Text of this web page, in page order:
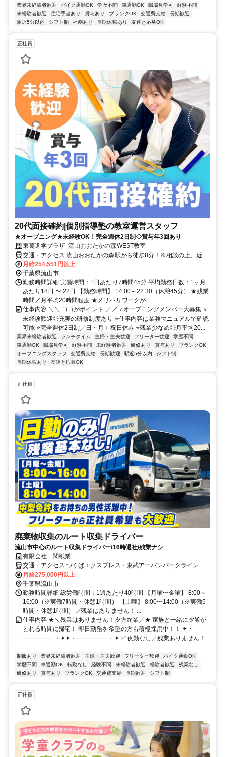
業界未経験者歓迎 バイク通勤OK 学歴不問 車通勤OK 職場見学可
経験不問
未経験者歓迎
住宅手当あり 賞与あり ブランクOK 交通費支給
長期歓迎
駅近5分以内
シフト制 社割あり 長期休暇あり 友達と応募OK
正社員
20代面接確約|個別指導塾の教室運営スタッフ
★オープニング★未経験OK！完全週休2日制◇賞与年3回あり
東葛進学プラザ_流山おおたかの森WEST教室
交通・アクセス 流山おおたかの森駅から徒歩8分！※相談の上、近隣
教室に配属になる場合もあります。
月給254,551円以上
千葉県流山市
勤務時間詳細 実働時間：1日あたり7時間45分 平均勤務日数：1ヶ月
あたり18日 〜 22日 【勤務時間】 14:00～22:30（休憩45分） ★残業
時間／月平均20時間程度 ★メリハリワークが...
仕事内容 ＼＼ ココがポイント ／／ ⭐オープニングメンバー大募集 ⭐
未経験歓迎◎充実の研修制度あり ⭐仕事内容は業務マニュアルで確認
可能 ⭐完全週休2日制／日・月＋祝日休み ⭐残業少なめ◎月平均20...
業界未経験者歓迎 ランチタイム 主婦・主夫歓迎 フリーター歓迎
学歴不問
車通勤OK
職場見学可 経験不問 未経験者歓迎 研修あり 賞与あり
ブランクOK
オープニングスタッフ
交通費支給 長期歓迎 駅近5分以内
シフト制
長期休暇あり
友達と応募OK
正社員
廃棄物収集のルート収集ドライバー
流山市中心のルート収集ドライバー/16時退社/残業ナシ
有限会社 関紙業
交通・アクセス つくばエクスプレス・東武アーバンパークライン、
流山おおたかの森駅から徒歩12分
月給275,000円以上
千葉県流山市
勤務時間詳細 総労働時間：1週あたり40時間 【月曜〜金曜】 8:00～
16:00（※実働7時間・休憩1時間） 【土曜】 8:00〜14:00（※実働5
時間・休憩1時間） ✅残業はありません！ ...
仕事内容 ★＼残業はありません！夕方終業／★ 家族と一緒に夕飯が
とれる時間に帰宅！ 即日勤務を希望の方も積極採用中！！ ✦・
┈┈┈┈┈ ・✦✦・┈┈┈┈┈ ・✦ ✅ 夜勤なし／残業ありません！
...
制服あり 業界未経験者歓迎 主婦・主夫歓迎 フリーター歓迎
バイク通勤OK
学歴不問
車通勤OK 転勤なし 経験不問 未経験者歓迎 経験者歓迎
残業なし
研修あり
賞与あり ブランクOK 交通費支給 長期歓迎 シフト制
正社員